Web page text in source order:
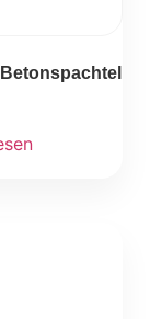
Betonspachtel